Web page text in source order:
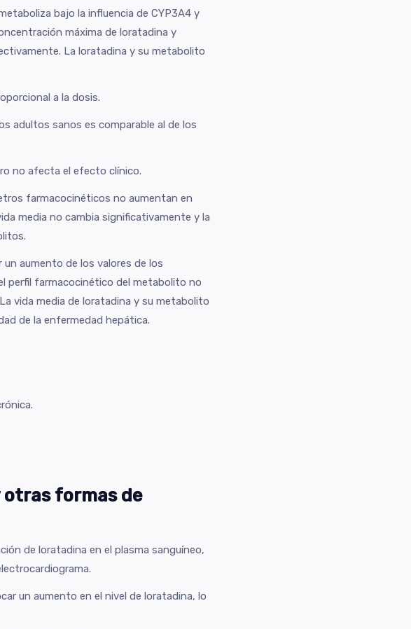
bajo la influencia de CYP3A4 y
máxima de loratadina y
La loratadina y su metabolito
a la dosis.
adultos sanos es comparable al de los
no afecta el efecto clínico.
farmacocinéticos no aumentan en
media no cambia significativamente y la
aumento de los valores de los
perfil farmacocinético del metabolito no
vida media de loratadina y su metabolito
de la enfermedad hepática.
formas de
de loratadina en el plasma sanguíneo,
un aumento en el nivel de loratadina, lo